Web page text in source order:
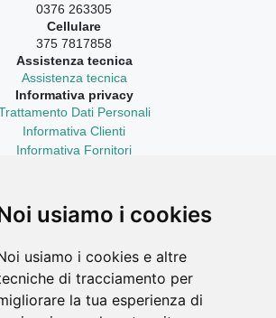
usiamo i cookies
usiamo i cookies e altre
di tracciamento per
la tua esperienza di
0376 263305
Cellulare
375 7817858
Assistenza tecnica
Assistenza tecnica
Informativa privacy
Dati Personali
Informativa Clienti
Informativa Fornitori
LinkedIn
Ricerca Compravendite
Instagram
YouTube